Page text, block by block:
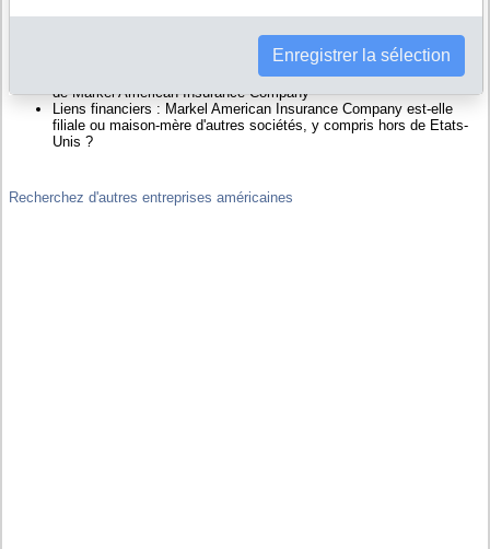
Informations légales : Adresses, capital, forme juridique,
Bilans, scores, ratings permettant d'évaluer la situation financière
de Markel American Insurance Company
Liens financiers : Markel American Insurance Company est-elle
filiale ou maison-mère d'autres sociétés, y compris hors de Etats-
Unis ?
Recherchez d'autres entreprises américaines
Enregistrer la sélection